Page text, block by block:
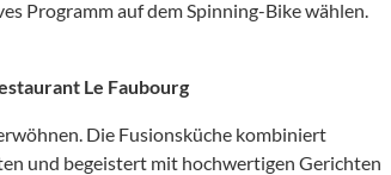
Programm auf dem Spinning-Bike wählen.
Le Faubourg
Die Fusionsküche kombiniert
und begeistert mit hochwertigen Gerichten